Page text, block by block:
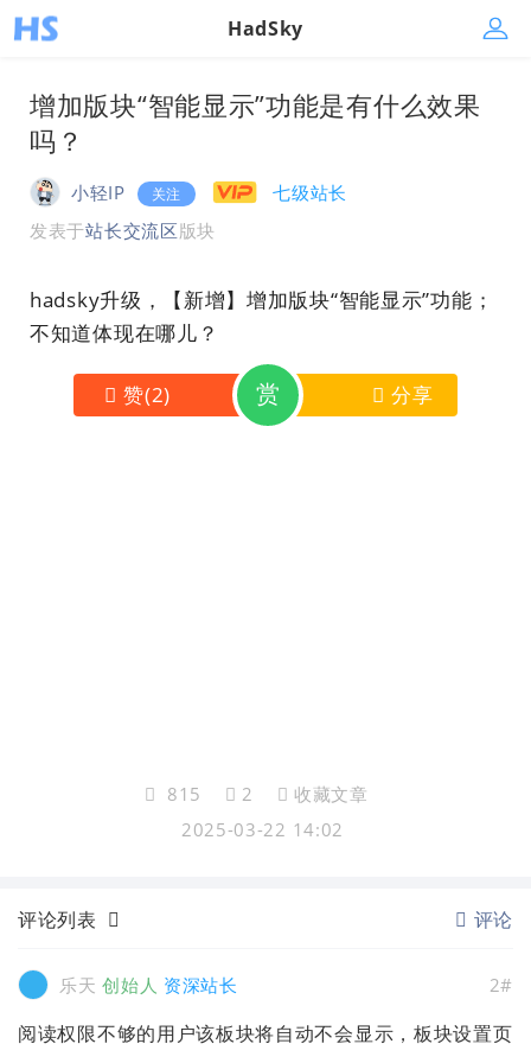
HadSky
增加版块“智能显示”功能是有什么效果
吗？
小轻IP 关注
七级站长
发表于站长交流区版块
hadsky升级，【新增】增加版块“智能显示”功能；
不知道体现在哪儿？
赞(2) 赏 分享
815 2
收藏文章
2025-03-22 14:02
评论列表 评论
乐天 创始人 资深站长 2#
阅读权限不够的用户该板块将自动不会显示，板块设置页